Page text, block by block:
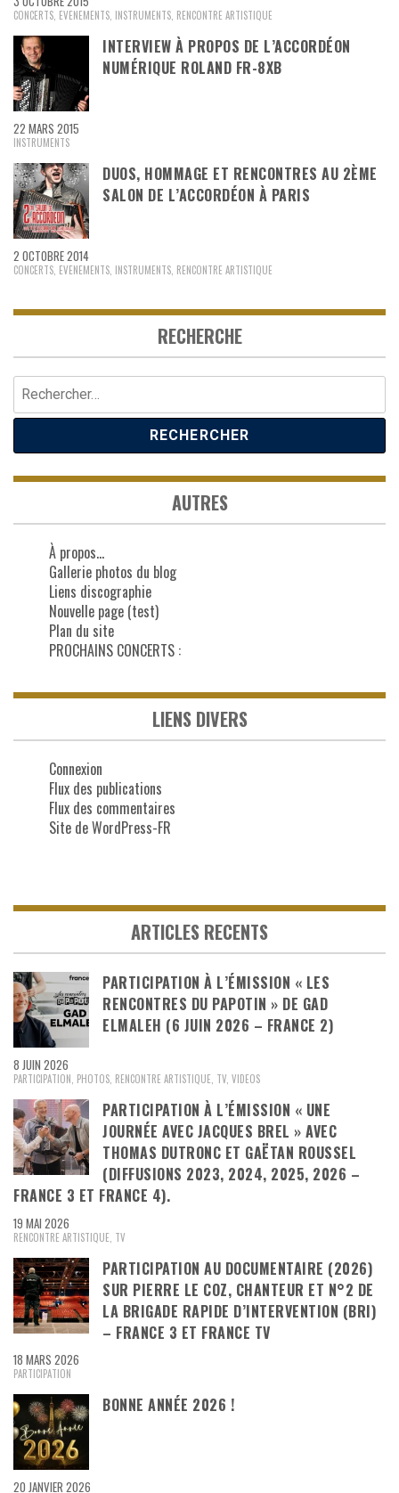
CONCERTS EVENEMENTS INSTRUMENTS RENCONTRE ARTISTIQUE
INTERVIEW À PROPOS DE L’ACCORDÉON
NUMÉRIQUE ROLAND FR-8XB
22 MARS 2015
INSTRUMENTS
DUOS, HOMMAGE ET RENCONTRES AU 2ÈME
SALON DE L’ACCORDÉON À PARIS
2 OCTOBRE 2014
CONCERTS EVENEMENTS INSTRUMENTS RENCONTRE ARTISTIQUE
RECHERCHE
Rechercher :
AUTRES
À propos…
Gallerie photos du blog
Liens discographie
Nouvelle page (test)
Plan du site
PROCHAINS CONCERTS :
LIENS DIVERS
Connexion
Flux des publications
Flux des commentaires
Site de WordPress-FR
ARTICLES RECENTS
PARTICIPATION À L’ÉMISSION « LES
RENCONTRES DU PAPOTIN » DE GAD
ELMALEH (6 JUIN 2026 – FRANCE 2)
8 JUIN 2026
PARTICIPATION PHOTOS RENCONTRE ARTISTIQUE TV VIDEOS
PARTICIPATION À L’ÉMISSION « UNE
JOURNÉE AVEC JACQUES BREL » AVEC
THOMAS DUTRONC ET GAËTAN ROUSSEL
(DIFFUSIONS 2023, 2024, 2025, 2026 –
FRANCE 3 ET FRANCE 4).
19 MAI 2026
RENCONTRE ARTISTIQUE TV
PARTICIPATION AU DOCUMENTAIRE (2026)
SUR PIERRE LE COZ, CHANTEUR ET N°2 DE
LA BRIGADE RAPIDE D’INTERVENTION (BRI)
– FRANCE 3 ET FRANCE TV
18 MARS 2026
PARTICIPATION
BONNE ANNÉE 2026 !
20 JANVIER 2026